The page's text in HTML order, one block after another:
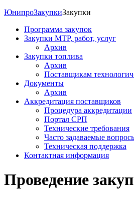
ЮнипроЗакупкиЗакупки
Программа закупок
Закупки МТР, работ, услуг
Архив
Закупки топлива
Архив
Поставщикам
Документы
Архив
Аккредитация поставщиков
Процедура аккредитации
Портал СРП
Технические требования
Часто задаваемые
Техническая поддержка
Контактная информация
Проведение